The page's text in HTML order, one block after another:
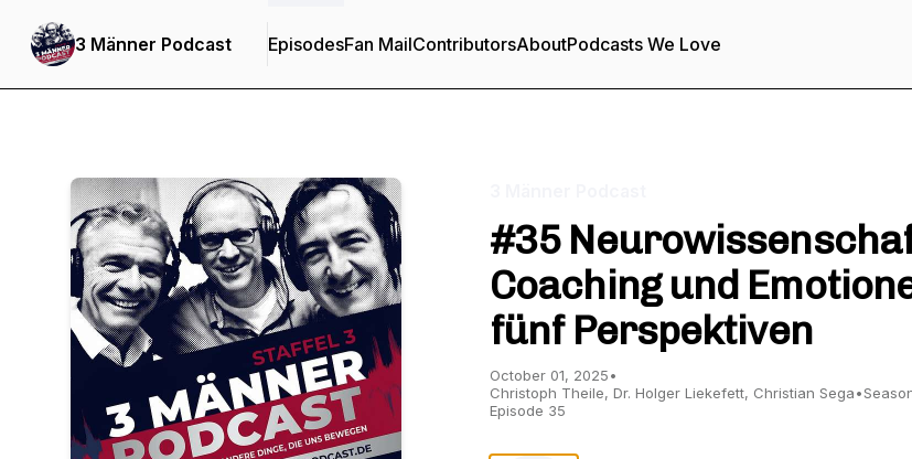
3 Männer Podcast EpisodesFan MailContributorsAboutPodcasts We Love
#35
Coaching und
fünf Perspektiven
October 01, 2025•
Christoph Theile, Dr. Holger Liekefett, Christian Sega•
Episode 35